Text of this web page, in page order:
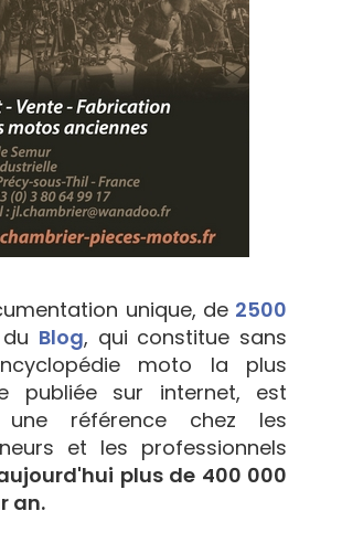
unique, de 2500
Blog, qui constitue sans
moto la plus
publiée sur internet, est
une référence chez les
et les professionnels
plus de 400 000
an.